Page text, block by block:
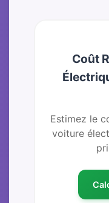
Coût
Estimez le
voiture